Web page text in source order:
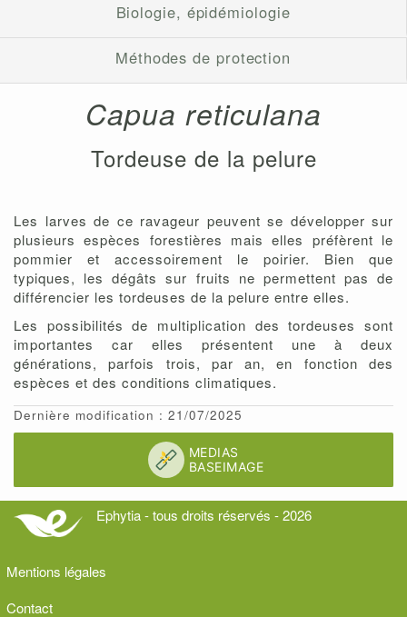
Biologie, épidémiologie
Méthodes de protection
Capua reticulana
Tordeuse de la pelure
Les larves de ce ravageur peuvent se développer sur
plusieurs espèces forestières mais elles préfèrent le
pommier et accessoirement le poirier. Bien que
typiques, les dégâts sur fruits ne permettent pas de
différencier les tordeuses de la pelure entre elles.
Les possibilités de multiplication des tordeuses sont
importantes car elles présentent une à deux
générations, parfois trois, par an, en fonction des
espèces et des conditions climatiques.
Dernière modification : 21/07/2025
Ephytia - tous droits réservés - 2026
Mentions légales
Contact